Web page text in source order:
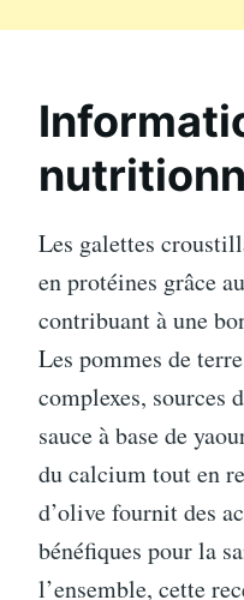
Les galettes
en protéines grâce
contribuant à une
Les pommes de
complexes, sources
sauce à base de
du calcium tout en
d’olive fournit des
bénéfiques pour la
l’ensemble, cette